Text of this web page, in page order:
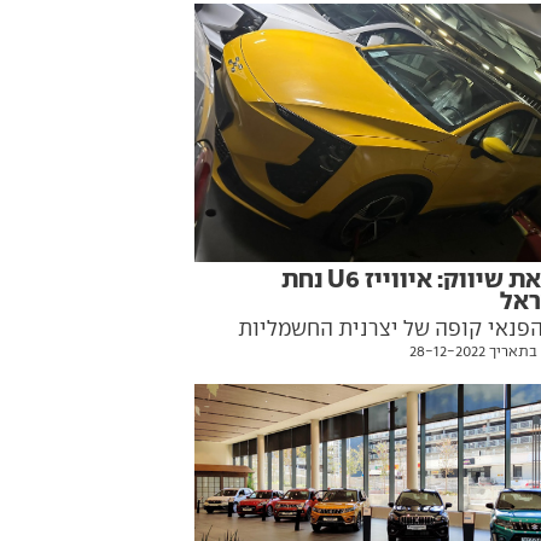
לקראת שיווק: איווייז U6 נחת
קופה של יצרנית החשמליות
הגיע לישראל. השיווק צפוי להיפתח
הקרובים
28-12-2022